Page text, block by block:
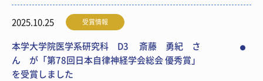
2025.10.25 受賞情報
本学大学院医学系研究科 D3 斎藤 勇紀 さ
ん が「第78回日本自律神経学会総会 優秀賞」
を受賞しました